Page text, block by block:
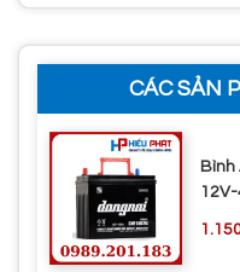
CÁC SẢN
Bình